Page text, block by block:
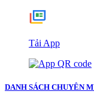
Tải App
DANH SÁCH CHUYÊN